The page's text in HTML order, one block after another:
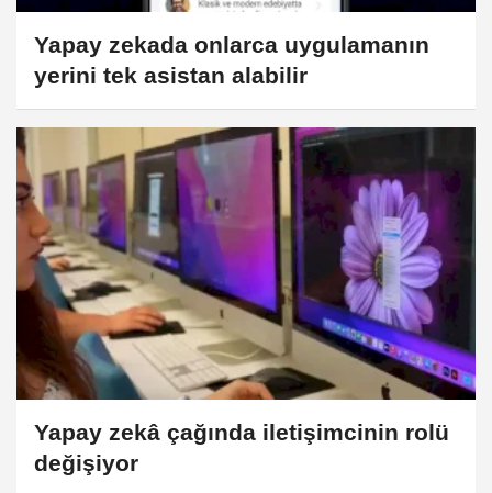
Yapay zekada onlarca uygulamanın
yerini tek asistan alabilir
Yapay zekâ çağında iletişimcinin rolü
değişiyor